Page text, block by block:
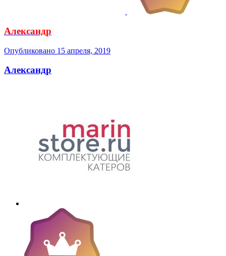
Александр
Опубликовано 15 апреля, 2019
Александр